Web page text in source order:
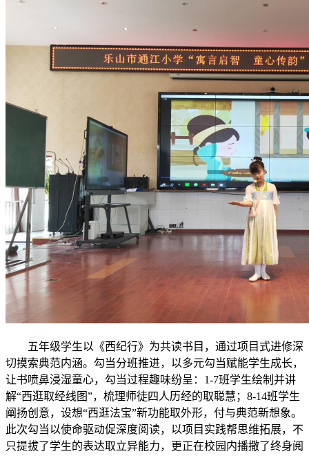
五年级学生以《西纪行》为共读书目，通过项目式进修深
切摸索典范内涵。勾当分班推进，以多元勾当赋能学生成长，
让书喷鼻浸湿童心，勾当过程趣味纷呈：1-7班学生绘制并讲
解“西逛取经线图”，梳理师徒四人历经的取聪慧；8-14班学生
阐扬创意，设想“西逛法宝”新功能取外形，付与典范新想象。
此次勾当以使命驱动促深度阅读，以项目实践帮思维拓展，不
只提拔了学生的表达取立异能力，更正在校园内播撒了终身阅